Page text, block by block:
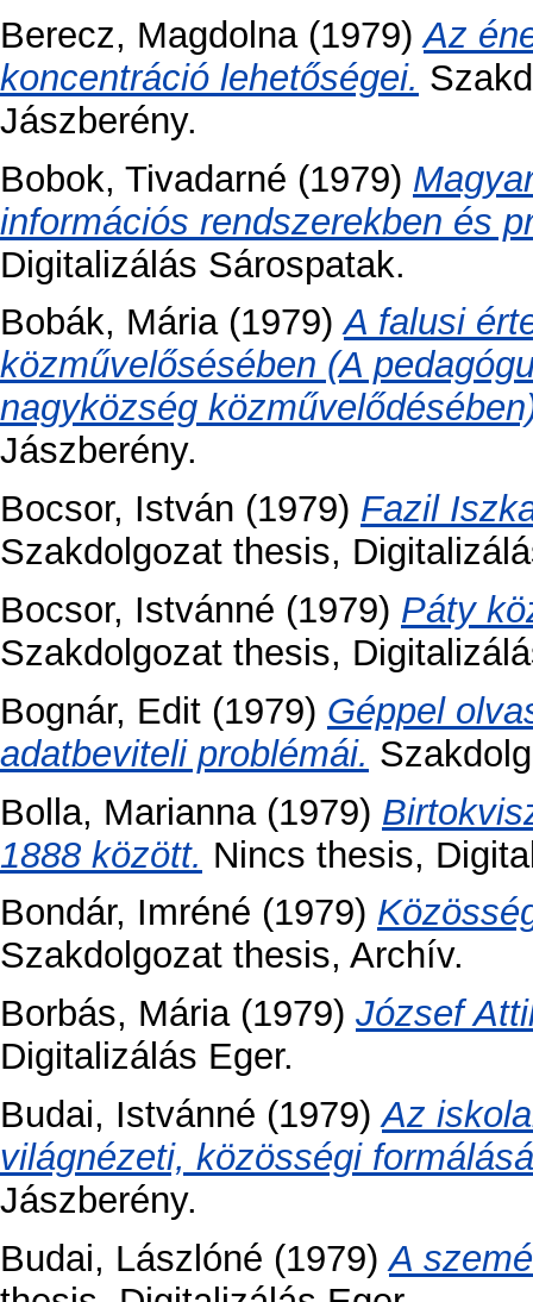
Berecz, Magdolna(1979)Az
koncentráció lehetőségei.
Jászberény.
Bobok, Tivadarné (1979)
információs rendszerekben és
Digitalizálás Sárospatak.
Bobák, Mária(1979)A falusi
közművelősésében (A
nagyközség
Jászberény.
Bocsor, István (1979) Fazil
Szakdolgozat thesis,
Bocsor, Istvánné (1979) Páty
Szakdolgozat thesis,
Bognár, Edit (1979) Géppel
adatbeviteli problémái.
Bolla, Marianna(1979)
1888 között. Nincs thesis,
Bondár, Imréné (1979)
Szakdolgozat thesis, Archív.
Borbás, Mária(1979) József
Digitalizálás Eger.
Budai, Istvánné (1979)Az
világnézeti, közösségi
Jászberény.
Budai, Lászlóné (1979)A